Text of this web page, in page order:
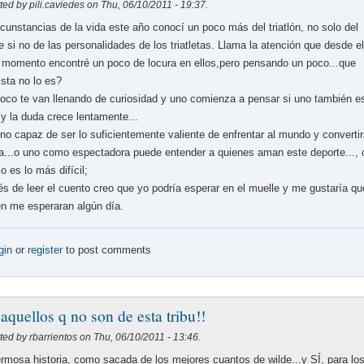
by pili.caviedes on Thu, 06/10/2011 - 19:37.
de la vida este año conocí un poco más del triatlón, no solo del
si no de las personalidades de los triatletas. Llama la atención que desde el
encontré un poco de locura en ellos,pero pensando un poco...que
no lo es?
te van llenando de curiosidad y uno comienza a pensar si uno también
la duda crece lentamente...
capaz de ser lo suficientemente valiente de enfrentar al mundo y
uno como espectadora puede entender a quienes aman este deporte...,
es lo más difícil;
de leer el cuento creo que yo podría esperar en el muelle y me gustaría
me esperaran algún día.
orregisterto post comments
q no son de esta tribu!!
by rbarrientos on Thu, 06/10/2011 - 13:46.
historia, como sacada de los mejores cuantos de wilde...y SÍ, para